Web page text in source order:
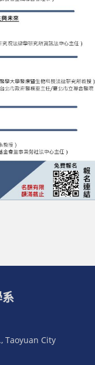
Taoyuan City